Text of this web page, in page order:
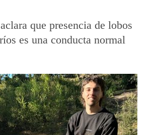
que presencia de lobos
es una conducta normal